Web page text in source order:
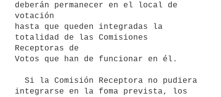
deberán permanecer en el local de
votación
hasta que queden integradas la
totalidad de las Comisiones
Receptoras de
Votos que han de funcionar en él.
integrarse en la foma prevista, los